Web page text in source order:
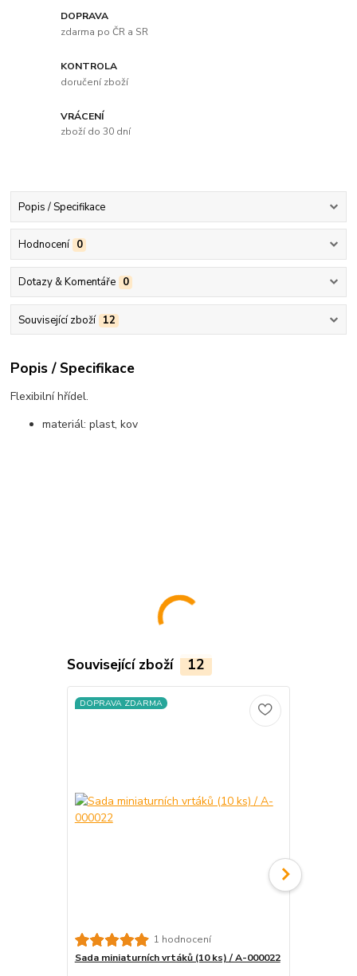
DOPRAVA
zdarma po ČR a SR
KONTROLA
doručení zboží
VRÁCENÍ
zboží do 30 dní
Popis / Specifikace
Hodnocení 0
Dotazy & Komentáře 0
Související zboží 12
Popis / Specifikace
Flexibilní hřídel.
materiál: plast, kov
Související zboží 12
DOPRAVA ZDARMA
1 hodnocení
Sada miniaturních vrtáků (10 ks) / A-000022